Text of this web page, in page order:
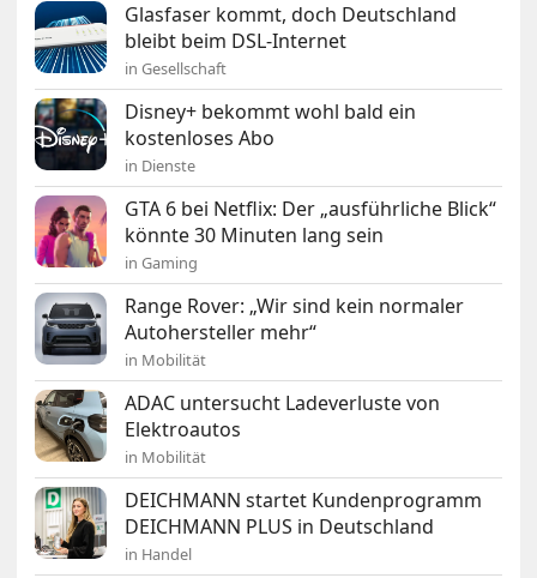
Glasfaser kommt, doch Deutschland
bleibt beim DSL-Internet
in Gesellschaft
Disney+ bekommt wohl bald ein
kostenloses Abo
in Dienste
GTA 6 bei Netflix: Der „ausführliche Blick“
könnte 30 Minuten lang sein
in Gaming
Range Rover: „Wir sind kein normaler
Autohersteller mehr“
in Mobilität
ADAC untersucht Ladeverluste von
Elektroautos
in Mobilität
DEICHMANN startet Kundenprogramm
DEICHMANN PLUS in Deutschland
in Handel